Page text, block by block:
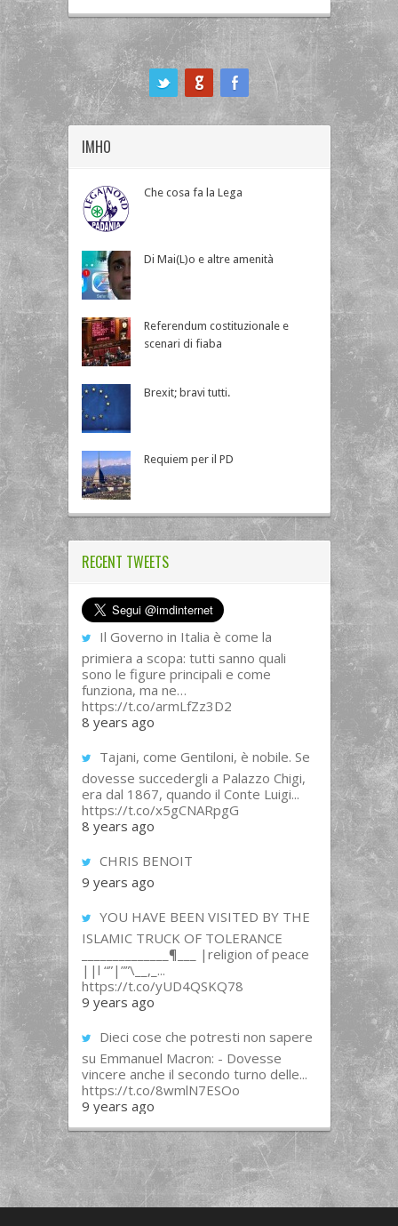
IMHO
Che cosa fa la Lega
Di Mai(L)o e altre amenità
Referendum costituzionale e
scenari di fiaba
Brexit; bravi tutti.
Requiem per il PD
RECENT TWEETS
Il Governo in Italia è come la
primiera a scopa: tutti sanno quali
sono le figure principali e come
funziona, ma ne…
https://t.co/armLfZz3D2
8 years ago
Tajani, come Gentiloni, è nobile. Se
dovesse succedergli a Palazzo Chigi,
era dal 1867, quando il Conte Luigi...
https://t.co/x5gCNARpgG
8 years ago
CHRIS BENOIT
9 years ago
YOU HAVE BEEN VISITED BY THE
ISLAMIC TRUCK OF TOLERANCE
______________¶___ |religion of peace
||l “”|””\__,_...
https://t.co/yUD4QSKQ78
9 years ago
Dieci cose che potresti non sapere
su Emmanuel Macron: - Dovesse
vincere anche il secondo turno delle...
https://t.co/8wmlN7ESOo
9 years ago